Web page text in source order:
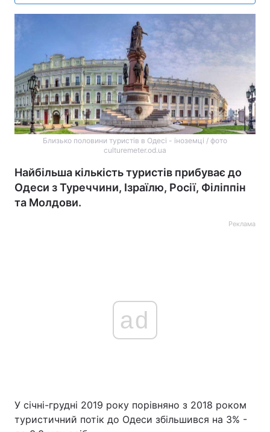
Близько половини туристів в Одесі - іноземці / фото
culturemeter.od.ua
Найбільша кількість туристів прибуває до
Одеси з Туреччини, Ізраїлю, Росії, Філіппін
та Молдови.
Реклама
ad
У січні-грудні 2019 року порівняно з 2018 роком
туристичний потік до Одеси збільшився на 3% -